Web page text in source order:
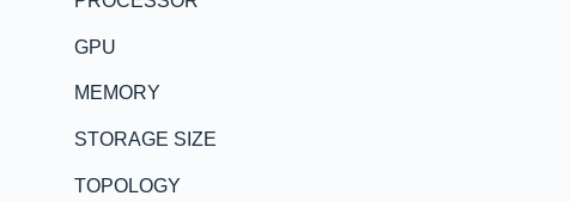
GPU
MEMORY
STORAGE SIZE
TOPOLOGY